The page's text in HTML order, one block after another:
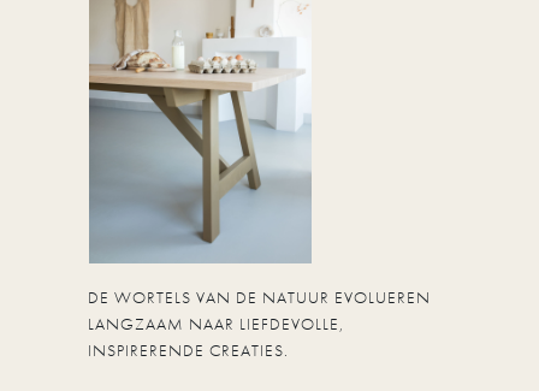
DE WORTELS VAN DE NATUUR EVOLUEREN
LANGZAAM NAAR LIEFDEVOLLE,
INSPIRERENDE CREATIES.